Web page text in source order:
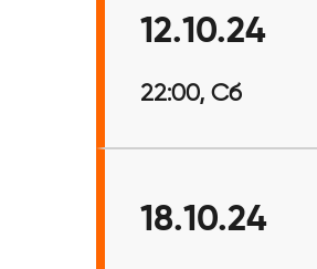
12.10.24
22:00, Сб
18.10.24